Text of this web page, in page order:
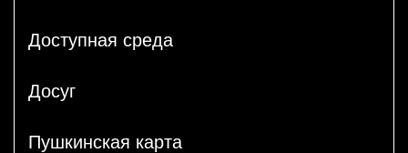
Доступная среда
Досуг
Пушкинская карта